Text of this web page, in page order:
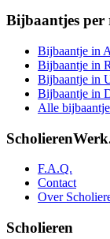
Bijbaantjes per
Bijbaantje in
Bijbaantje in
Bijbaantje in
Bijbaantje in
Alle
F.A.Q.
Contact
Over
Scholieren